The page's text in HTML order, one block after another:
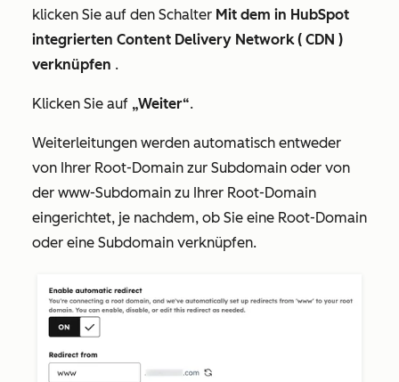
klicken Sie auf den Schalter Mit dem in HubSpot
integrierten Content Delivery Network ( CDN )
verknüpfen .
Klicken Sie auf „Weiter“.
Weiterleitungen werden automatisch entweder
von Ihrer Root-Domain zur Subdomain oder von
der www-Subdomain zu Ihrer Root-Domain
eingerichtet, je nachdem, ob Sie eine Root-Domain
oder eine Subdomain verknüpfen.